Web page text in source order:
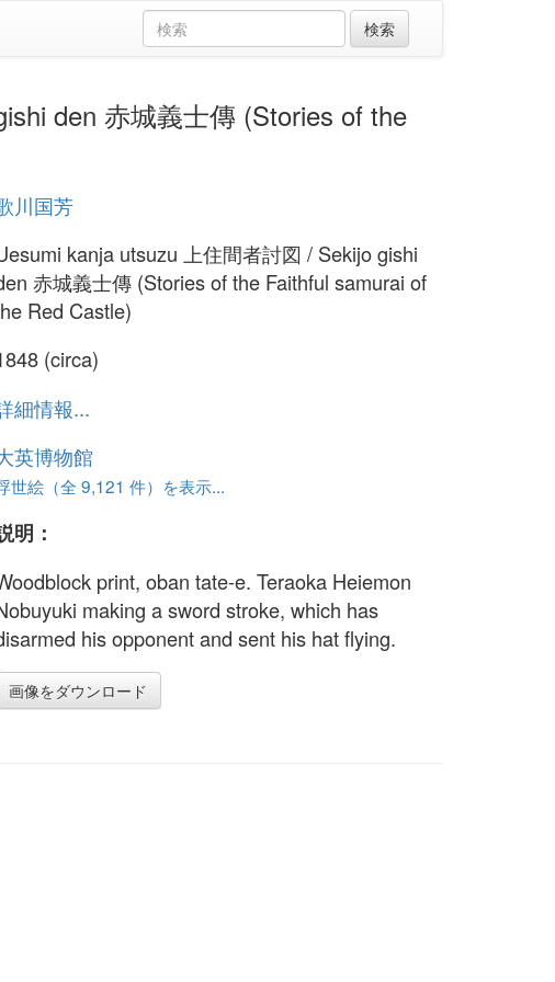
den 赤城義士傳 (Stories of the
川国芳
kanja utsuzu 上住間者討図 / Sekijo gishi
赤城義士傳 (Stories of the Faithful samurai of
Red Castle)
(circa)
細情報...
英博物館
世絵（全 9,121 件）を表示...
明：
print, oban tate-e. Teraoka Heiemon
making a sword stroke, which has
his opponent and sent his hat flying.
画像をダウンロード